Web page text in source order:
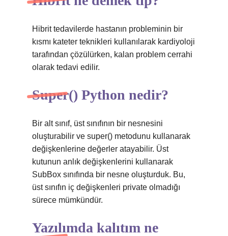
Hibrit tedavilerde hastanın probleminin bir
kısmı kateter teknikleri kullanılarak kardiyoloji
tarafından çözülürken, kalan problem cerrahi
olarak tedavi edilir.
Super() Python nedir?
Bir alt sınıf, üst sınıfının bir nesnesini
oluşturabilir ve super() metodunu kullanarak
değişkenlerine değerler atayabilir. Üst
kutunun anlık değişkenlerini kullanarak
SubBox sınıfında bir nesne oluşturduk. Bu,
üst sınıfın iç değişkenleri private olmadığı
sürece mümkündür.
Yazılımda kalıtım ne